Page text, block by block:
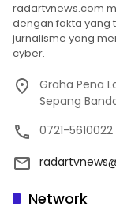
radartvnews.com
dengan fakta yang
jurnalisme yang
cyber.
Graha Pena
Sepang
0721-5610022
Network